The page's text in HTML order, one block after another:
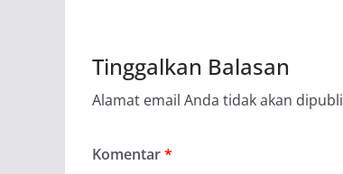
Tinggalkan Balasan
Alamat email Anda tidak akan
Komentar*